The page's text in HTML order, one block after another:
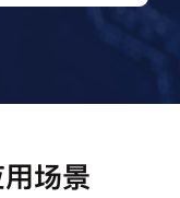
场景